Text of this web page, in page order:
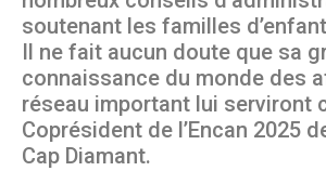
soutenant les familles
Il ne fait aucun doute que sa
connaissance du monde des
réseau important lui serviront
Coprésident de l’Encan 2025
Cap Diamant.